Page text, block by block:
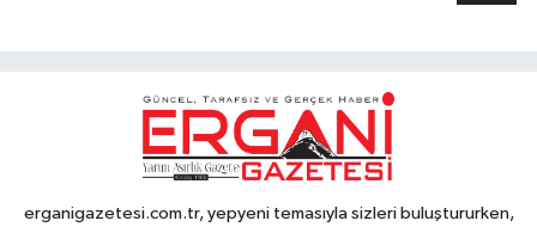
erganigazetesi.com.tr, yepyeni temasıyla sizleri buluştururken,